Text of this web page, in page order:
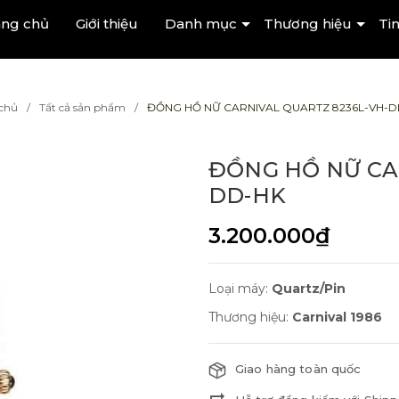
chủ Giới thiệu Danh mục Thương hiệu
Tất cả sản phẩm ĐỒNG HỒ NỮ CARNIVAL QUARTZ 8236L-VH-
ĐỒNG HỒ NỮ
DD-HK
3.200.000₫
Loại máy: Quartz/Pin
Thương hiệu: Carnival 1986
Giao hàng toàn quốc